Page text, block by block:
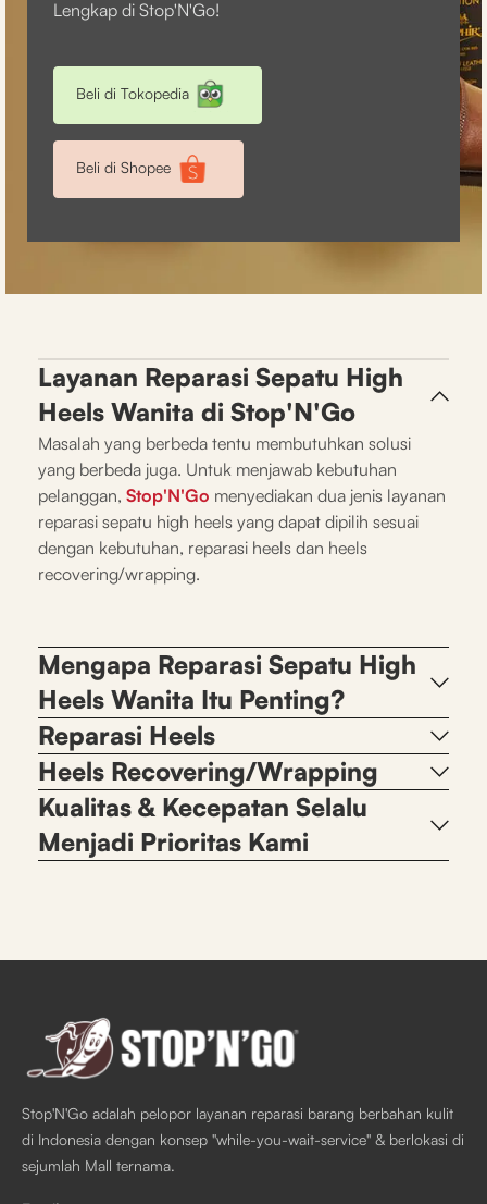
Lengkap di Stop'N'Go!
Beli di Tokopedia
Beli di Shopee
Layanan Reparasi Sepatu High
Heels Wanita di Stop'N'Go
Masalah yang berbeda tentu membutuhkan solusi
yang berbeda juga. Untuk menjawab kebutuhan
pelanggan, Stop'N'Go menyediakan dua jenis layanan
reparasi sepatu high heels yang dapat dipilih sesuai
dengan kebutuhan, reparasi heels dan heels
recovering/wrapping.
Mengapa Reparasi Sepatu High
Heels Wanita Itu Penting?
Reparasi Heels
Heels Recovering/Wrapping
Kualitas & Kecepatan Selalu
Menjadi Prioritas Kami
Stop'N'Go adalah pelopor layanan reparasi barang berbahan kulit
di Indonesia dengan konsep "while-you-wait-service" & berlokasi di
sejumlah Mall ternama.